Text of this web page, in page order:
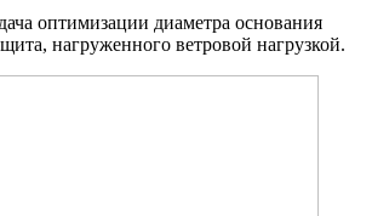
оптимизации диаметра основания
нагруженного ветровой нагрузкой.